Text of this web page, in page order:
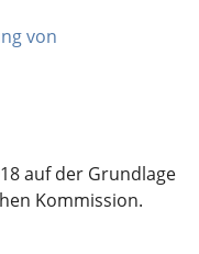
von
auf der Grundlage
Kommission.